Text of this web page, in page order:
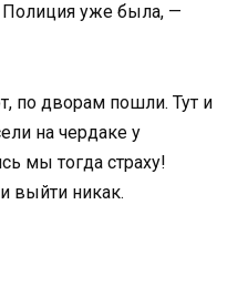
уже была, —
по дворам пошли. Тут и
на чердаке у
мы тогда страху!
выйти никак.